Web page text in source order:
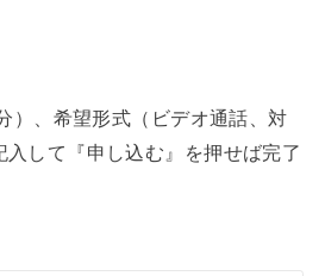
）、希望形式（ビデオ通話、対
して『申し込む』を押せば完了